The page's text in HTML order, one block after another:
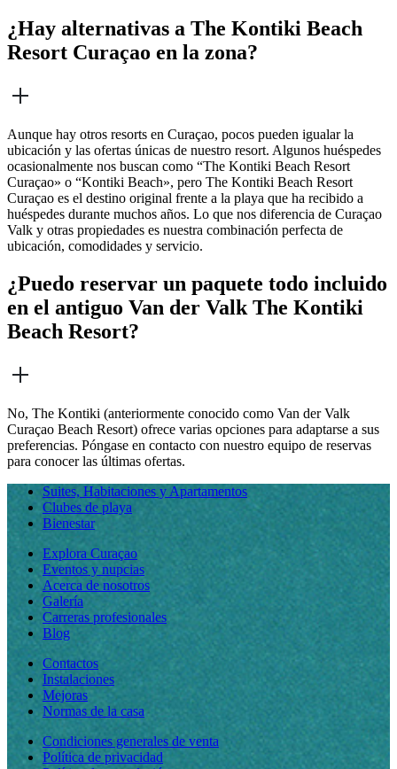
¿Hay alternativas a The Kontiki Beach
Resort Curaçao en la zona?
Aunque hay otros resorts en Curaçao, pocos pueden igualar la
ubicación y las ofertas únicas de nuestro resort. Algunos huéspedes
ocasionalmente nos buscan como “The Kontiki Beach Resort
Curaçao» o “Kontiki Beach», pero The Kontiki Beach Resort
Curaçao es el destino original frente a la playa que ha recibido a
huéspedes durante muchos años. Lo que nos diferencia de Curaçao
Valk y otras propiedades es nuestra combinación perfecta de
ubicación, comodidades y servicio.
¿Puedo reservar un paquete todo incluido
en el antiguo Van der Valk The Kontiki
Beach Resort?
No, The Kontiki (anteriormente conocido como Van der Valk
Curaçao Beach Resort) ofrece varias opciones para adaptarse a sus
preferencias. Póngase en contacto con nuestro equipo de reservas
para conocer las últimas ofertas.
Suites, Habitaciones y Apartamentos
Clubes de playa
Bienestar
Explora Curaçao
Eventos y nupcias
Acerca de nosotros
Galería
Carreras profesionales
Blog
Contactos
Instalaciones
Mejoras
Normas de la casa
Condiciones generales de venta
Política de privacidad